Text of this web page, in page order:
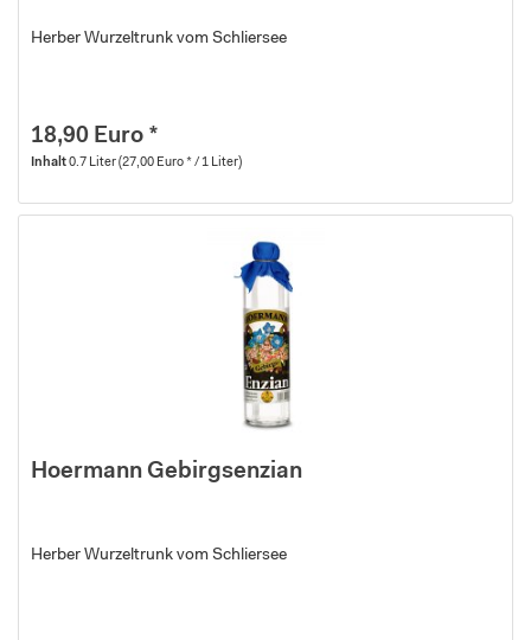
Herber Wurzeltrunk vom Schliersee
18,90 Euro *
Inhalt0.7 Liter(27,00 Euro * / 1 Liter)
Hoermann Gebirgsenzian
Herber Wurzeltrunk vom Schliersee